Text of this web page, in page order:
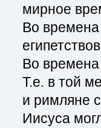
мирное
Во времена
Во
Т.е. в той
и римляне
Иисуса